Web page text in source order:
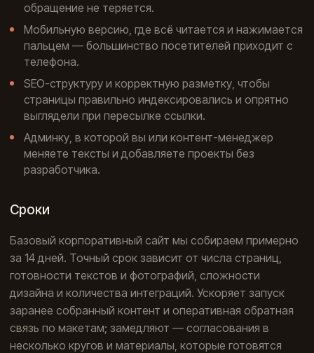
обращение не теряется.
Мобильную версию, где всё читается и нажимается
пальцем — большинство посетителей приходит с
телефона.
SEO-структуру и корректную разметку, чтобы
страницы правильно индексировались и опрятно
выглядели при пересылке ссылки.
Админку, в которой вы или контент-менеджер
меняете тексты и добавляете проекты без
разработчика.
Сроки
Базовый корпоративный сайт мы собираем примерно
за 14 дней. Точный срок зависит от числа страниц,
готовности текстов и фотографий, сложности
дизайна и количества интеграций. Ускоряет запуск
заранее собранный контент и оперативная обратная
связь по макетам; замедляют — согласования в
несколько кругов и материалы, которые готовятся